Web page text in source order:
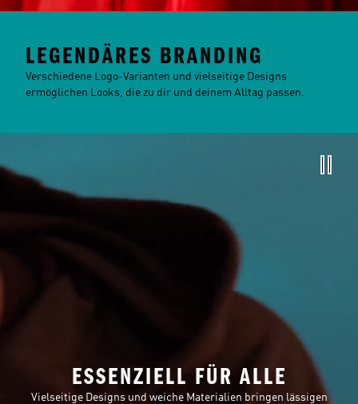
LEGENDÄRES BRANDING
Verschiedene Logo-Varianten und vielseitige Designs
ermöglichen Looks, die zu dir und deinem Alltag passen.
ESSENZIELL FÜR ALLE
Vielseitige Designs und weiche Materialien bringen lässigen